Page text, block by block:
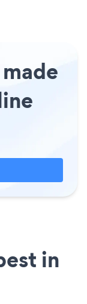
in